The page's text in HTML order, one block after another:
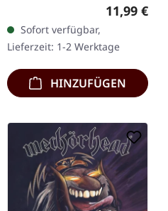
Schraubenkassette, 2-
Panel-Coverkarte,
gemastert von Patrick W.
Engel bei Temple…
Regulärer
11,99 €
Sofort verfügbar,
Lieferzeit: 1-2 Werktage
HINZUFÜGEN